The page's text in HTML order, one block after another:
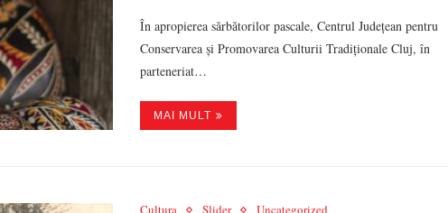
În apropierea sărbătorilor pascale, Centrul Județean pentru
Conservarea și Promovarea Culturii Tradiționale Cluj, în
parteneriat…
MAI MULT
Cultura Slider Uncategorized